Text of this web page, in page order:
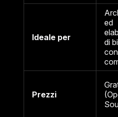
Ideale per
ed
di
Prezzi